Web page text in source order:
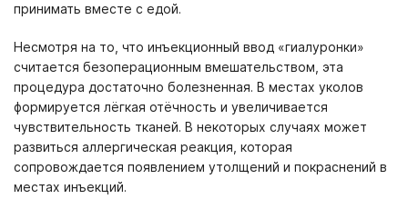
принимать вместе с едой.
Несмотря на то, что инъекционный ввод «гиалуронки»
считается безоперационным вмешательством, эта
процедура достаточно болезненная. В местах уколов
формируется лёгкая отёчность и увеличивается
чувствительность тканей. В некоторых случаях может
развиться аллергическая реакция, которая
сопровождается появлением утолщений и покраснений в
местах инъекций.